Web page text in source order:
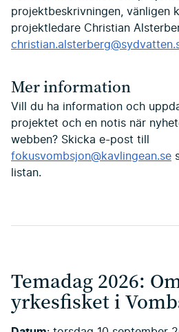
projektbeskrivningen, vänligen
projektledare Christian
Mer information
Vill du ha information och
projektet och en notis när
webben? Skicka e-post till
fokusvombsjon@kavlingean.se
listan.
Temadag 2026:
yrkesfisket i